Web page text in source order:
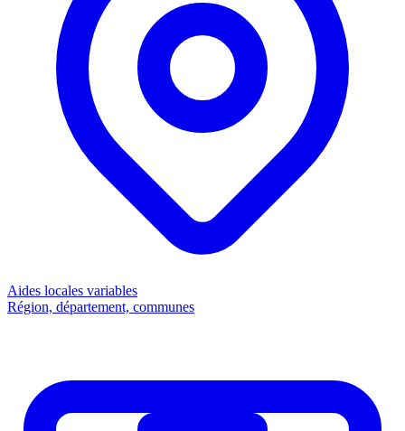
Aides locales variables
Région, département, communes